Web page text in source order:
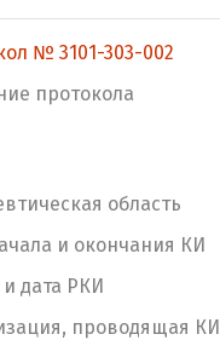
№ 3101-303-002
протокола
область
и окончания КИ
дата РКИ
проводящая КИ